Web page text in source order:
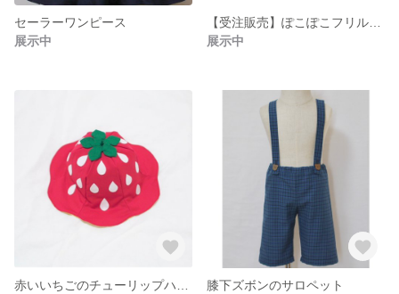
セーラーワンピース
展示中
展示中
膝下ズボンのサロペット